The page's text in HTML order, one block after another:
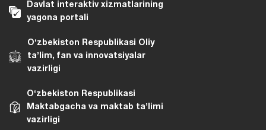
Davlat interaktiv xizmatlarining
yagona portali
Oʻzbekiston Respublikasi Oliy
taʼlim, fan va innovatsiyalar
vazirligi
Oʻzbekiston Respublikasi
Maktabgacha va maktab taʼlimi
vazirligi